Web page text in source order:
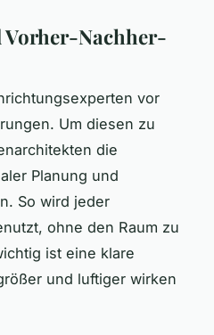
Vorher-Nachher-
vor
Um diesen zu
die
Planung und
So wird jeder
ohne den Raum zu
ist eine klare
und luftiger wirken